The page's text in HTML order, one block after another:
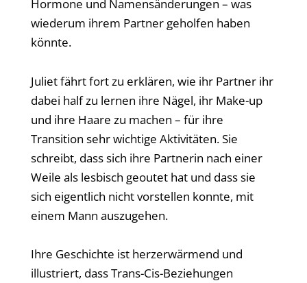
Hormone und Namensänderungen – was
wiederum ihrem Partner geholfen haben
könnte.
Juliet fährt fort zu erklären, wie ihr Partner ihr
dabei half zu lernen ihre Nägel, ihr Make-up
und ihre Haare zu machen – für ihre
Transition sehr wichtige Aktivitäten. Sie
schreibt, dass sich ihre Partnerin nach einer
Weile als lesbisch geoutet hat und dass sie
sich eigentlich nicht vorstellen konnte, mit
einem Mann auszugehen.
Ihre Geschichte ist herzerwärmend und
illustriert, dass Trans-Cis-Beziehungen